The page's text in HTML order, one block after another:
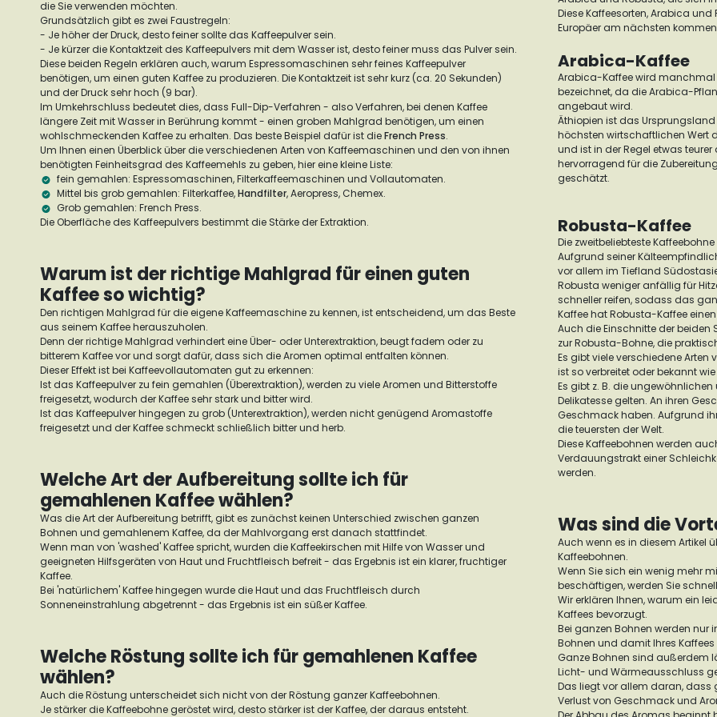
die Sie verwenden möchten.
Grundsätzlich gibt es zwei Faustregeln:
- Je höher der Druck, desto feiner sollte das Kaffeepulver sein.
- Je kürzer die Kontaktzeit des Kaffeepulvers mit dem Wasser ist, desto feiner muss das Pulver sein.
Diese beiden Regeln erklären auch, warum Espressomaschinen sehr feines Kaffeepulver
benötigen, um einen guten Kaffee zu produzieren. Die Kontaktzeit ist sehr kurz (ca. 20 Sekunden)
und der Druck sehr hoch (9 bar).
Im Umkehrschluss bedeutet dies, dass Full-Dip-Verfahren - also Verfahren, bei denen Kaffee
längere Zeit mit Wasser in Berührung kommt - einen groben Mahlgrad benötigen, um einen
wohlschmeckenden Kaffee zu erhalten. Das beste Beispiel dafür ist dieFrench Press.
Um Ihnen einen Überblick über die verschiedenen Arten von Kaffeemaschinen und den von ihnen
benötigten Feinheitsgrad des Kaffeemehls zu geben, hier eine kleine Liste:
fein gemahlen: Espressomaschinen, Filterkaffeemaschinen und Vollautomaten.
Mittel bis grob gemahlen: Filterkaffee,Handfilter, Aeropress, Chemex.
Grob gemahlen: French Press.
Die Oberfläche des Kaffeepulvers bestimmt die Stärke der Extraktion.
Warum ist der richtige Mahlgrad für einen guten
Kaffee so wichtig?
Den richtigen Mahlgrad für die eigene Kaffeemaschine zu kennen, ist entscheidend, um das Beste
aus seinem Kaffee herauszuholen.
Denn der richtige Mahlgrad verhindert eine Über- oder Unterextraktion, beugt fadem oder zu
bitterem Kaffee vor und sorgt dafür, dass sich die Aromen optimal entfalten können.
Dieser Effekt ist bei Kaffeevollautomaten gut zu erkennen:
Ist das Kaffeepulver zu fein gemahlen (Überextraktion), werden zu viele Aromen und Bitterstoffe
freigesetzt, wodurch der Kaffee sehr stark und bitter wird.
Ist das Kaffeepulver hingegen zu grob (Unterextraktion), werden nicht genügend Aromastoffe
freigesetzt und der Kaffee schmeckt schließlich bitter und herb.
Welche Art der Aufbereitung sollte ich für
gemahlenen Kaffee wählen?
Was die Art der Aufbereitung betrifft, gibt es zunächst keinen Unterschied zwischen ganzen
Bohnen und gemahlenem Kaffee, da der Mahlvorgang erst danach stattfindet.
Wenn man von 'washed' Kaffee spricht, wurden die Kaffeekirschen mit Hilfe von Wasser und
geeigneten Hilfsgeräten von Haut und Fruchtfleisch befreit - das Ergebnis ist ein klarer, fruchtiger
Kaffee.
Bei 'natürlichem' Kaffee hingegen wurde die Haut und das Fruchtfleisch durch
Sonneneinstrahlung abgetrennt - das Ergebnis ist ein süßer Kaffee.
Welche Röstung sollte ich für gemahlenen Kaffee
wählen?
Auch die Röstung unterscheidet sich nicht von der Röstung ganzer Kaffeebohnen.
Je stärker die Kaffeebohne geröstet wird, desto stärker ist der Kaffee, der daraus entsteht.
Diese Kaffeesorten, Arabica
Europäer am nächsten
Arabica-Kaffee
Arabica-Kaffee wird manchmal
bezeichnet, da die Arabica-
angebaut wird.
Äthiopien ist das
höchsten wirtschaftlichen Wert
und ist in der Regel etwas
hervorragend für die
geschätzt.
Robusta-Kaffee
Die zweitbeliebteste
Aufgrund seiner
vor allem im Tiefland
Robusta weniger anfällig für
schneller reifen, sodass das
Kaffee hat Robusta-Kaffee
Auch die Einschnitte der
zur Robusta-Bohne, die
Es gibt viele verschiedene
ist so verbreitet oder bekannt
Es gibt z. B. die
Delikatesse gelten. An ihren
Geschmack haben. Aufgrund
die teuersten der Welt.
Diese Kaffeebohnen werden
Verdauungstrakt einer
werden.
Was sind die
Auch wenn es in diesem Artikel
Kaffeebohnen.
Wenn Sie sich ein wenig mehr
beschäftigen, werden Sie
Wir erklären Ihnen, warum ein
Kaffees bevorzugt.
Bei ganzen Bohnen werden nur
Bohnen und damit Ihres
Ganze Bohnen sind außerdem
Licht- und Wärmeausschluss
Das liegt vor allem daran, dass
Verlust von Geschmack und